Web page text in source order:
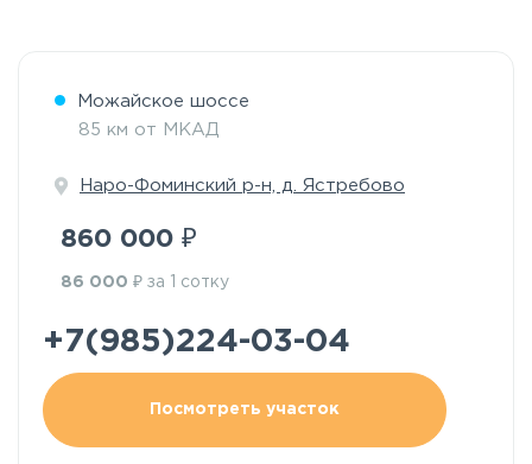
Можайское шоссе
85 км от МКАД
Наро-Фоминский р-н, д. Ястребово
860 000 ₽
86 000 ₽ за 1 сотку
+7(985)224-03-04
Посмотреть участок